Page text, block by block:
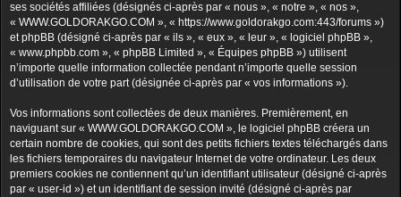
e
c
r
ses sociétés affiliées (désignés ci-après par « nous », « notre », « nos »,
« WWW.GOLDORAKGO.COM », « https://www.goldorakgo.com:443/forums »)
et phpBB (désigné ci-après par « ils », « eux », « leur », « logiciel phpBB »,
« www.phpbb.com », « phpBB Limited », « Équipes phpBB ») utilisent
n’importe quelle information collectée pendant n’importe quelle session
d’utilisation de votre part (désignée ci-après par « vos informations »).
Vos informations sont collectées de deux manières. Premièrement, en
naviguant sur « WWW.GOLDORAKGO.COM », le logiciel phpBB créera un
certain nombre de cookies, qui sont des petits fichiers textes téléchargés dans
les fichiers temporaires du navigateur Internet de votre ordinateur. Les deux
premiers cookies ne contiennent qu’un identifiant utilisateur (désigné ci-après
par « user-id ») et un identifiant de session invité (désigné ci-après par